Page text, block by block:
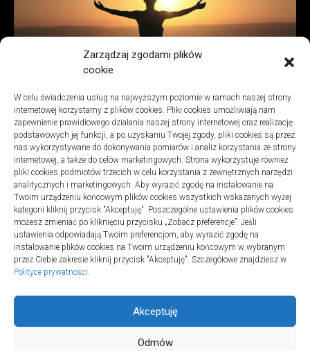
Zarządzaj zgodami plików
cookie
W celu świadczenia usług na najwyższym poziomie w ramach naszej strony
internetowej korzystamy z plików cookies. Pliki cookies umożliwiają nam
zapewnienie prawidłowego działania naszej strony internetowej oraz realizację
podstawowych jej funkcji, a po uzyskaniu Twojej zgody, pliki cookies są przez
nas wykorzystywane do dokonywania pomiarów i analiz korzystania ze strony
internetowej, a także do celów marketingowych. Strona wykorzystuje również
pliki cookies podmiotów trzecich w celu korzystania z zewnętrznych narzędzi
analitycznych i marketingowych. Aby wyrazić zgodę na instalowanie na
Twoim urządzeniu końcowym plików cookies wszystkich wskazanych wyżej
kategorii kliknij przycisk "Akceptuję". Poszczególne ustawienia plików cookies
możesz zmieniać po kliknięciu przycisku „Zobacz preferencje”. Jeśli
ustawienia odpowiadają Twoim preferencjom, aby wyrazić zgodę na
instalowanie plików cookies na Twoim urządzeniu końcowym w wybranym
przez Ciebie zakresie kliknij przycisk "Akceptuję". Szczegółowe znajdziesz w
Polityce prywatności.
Akceptuję
Odmów
Jak działają psychodeliki – poznaj najistotniejsze informacje?
15 marca 2023
Polityka plików cookies (EU) |Polityka prywatności